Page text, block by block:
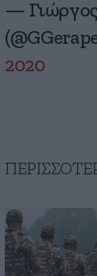
— Γιώργος
2020